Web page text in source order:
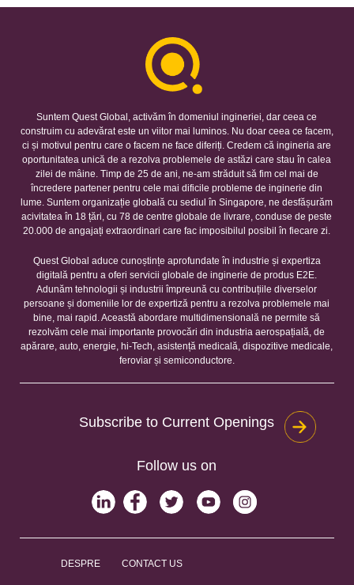
Suntem Quest Global, activăm în domeniul ingineriei, dar ceea ce
construim cu adevărat este un viitor mai luminos. Nu doar ceea ce facem,
ci și motivul pentru care o facem ne face diferiți. Credem că ingineria are
oportunitatea unică de a rezolva problemele de astăzi care stau în calea
zilei de mâine. Timp de 25 de ani, ne-am străduit să fim cel mai de
încredere partener pentru cele mai dificile probleme de inginerie din
lume. Suntem organizație globală cu sediul în Singapore, ne desfășurăm
acivitatea în 18 țări, cu 78 de centre globale de livrare, conduse de peste
20.000 de angajați extraordinari care fac imposibilul posibil în fiecare zi.
Quest Global aduce cunoștințe aprofundate în industrie și expertiza
digitală pentru a oferi servicii globale de inginerie de produs E2E.
Adunăm tehnologii și industrii împreună cu contribuțiile diverselor
persoane și domeniile lor de expertiză pentru a rezolva problemele mai
bine, mai rapid. Această abordare multidimensională ne permite să
rezolvăm cele mai importante provocări din industria aerospațială, de
apărare, auto, energie, hi-Tech, asistență medicală, dispozitive medicale,
feroviar și semiconductore.
Subscribe to Current Openings
Follow us on
DESPRE CONTACT US